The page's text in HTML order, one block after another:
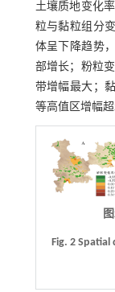
土壤质地变化
粒与黏粒组分
体呈下降趋势
部增长；粉粒
带增幅最大；
等高值区增幅超
Fig. 2